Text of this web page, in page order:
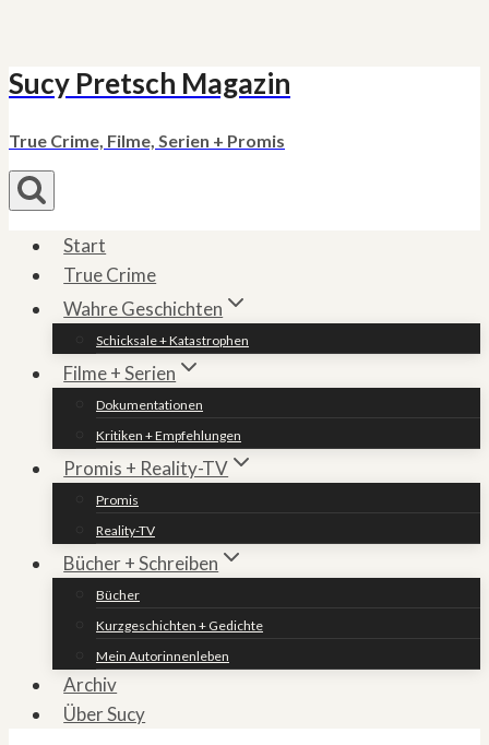
Zum
springen
Sucy Pretsch Magazin
True Crime, Filme, Serien + Promis
Start
True Crime
Wahre Geschichten
Schicksale + Katastrophen
Filme + Serien
Dokumentationen
Kritiken + Empfehlungen
Promis + Reality-TV
Promis
Reality-TV
Bücher + Schreiben
Bücher
Kurzgeschichten + Gedichte
Mein Autorinnenleben
Archiv
Über Sucy